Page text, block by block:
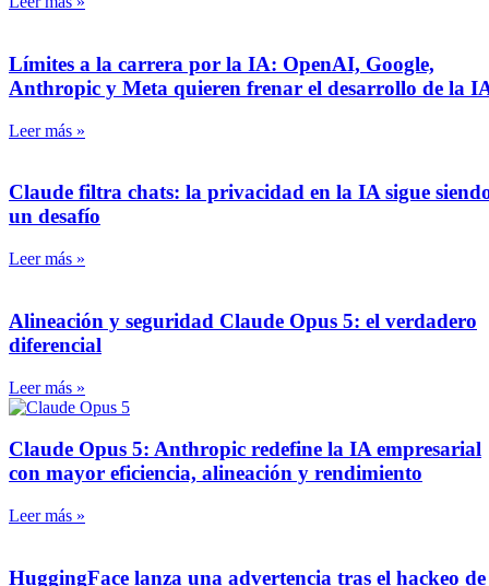
Límites a la carrera por la IA: OpenAI, Google,
Anthropic y Meta quieren frenar el desarrollo de la
Leer más »
Claude filtra chats: la privacidad en la IA sigue
un desafío
Leer más »
Alineación y seguridad Claude Opus 5: el verdadero
diferencial
Leer más »
Claude Opus 5: Anthropic redefine la IA empresarial
con mayor eficiencia, alineación y rendimiento
Leer más »
HuggingFace lanza una advertencia tras el hackeo de